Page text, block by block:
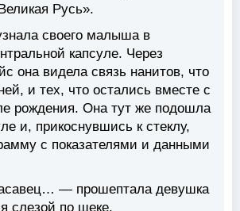
Русь».
своего малыша в
капсуле. Через
она видела связь нанитов, что
и тех, что остались вместе с
рождения. Она тут же подошла
и, прикоснувшись к стеклу,
с показателями и данными
— прошептала девушка
слезой по щеке.